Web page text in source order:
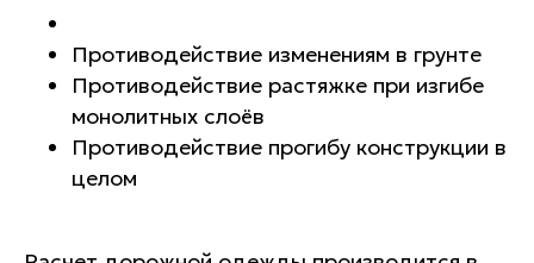
Противодействие изменениям в грунте
Противодействие растяжке при изгибе
монолитных слоёв
Противодействие прогибу конструкции в
целом
Гарантии